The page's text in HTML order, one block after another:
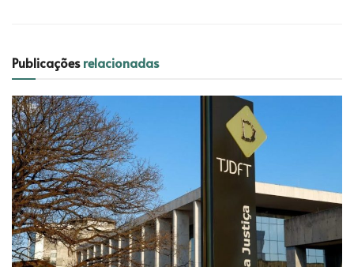
Publicaçõesrelacionadas